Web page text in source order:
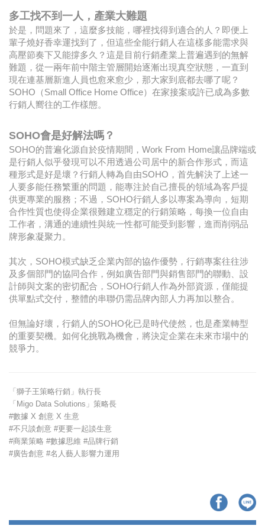
多工找不到一人，產業大難題
於是，問題來了，這麼多技能，哪裡找得到適合的人？即便上
輩子燒好香幸運找到了，但這些全能行銷人在這樣多能需求與
高壓節奏下又能撐多久？這是目前行銷產業上普遍遇到的無解
難題，從一兩年前中階主管層開始逐漸出現真空狀態，一直到
現在連基層新進人員也愈來愈少，那大家到底都去哪了呢？
SOHO（Small Office Home Office）在家接案或許已成為多數
行銷人嚮往的工作樣態。
SOHO會是好解法嗎？
SOHO的普遍化源自於疫情期間，Work From Home讓品牌端或
是行銷人似乎發現可以不用透過公司居中的新合作形式，而這
種形式是好是壞？行銷人轉為自由SOHO，首先解決了上述一
人要多能任務繁重的問題，能專注於自己擅長的領域為客戶提
供更專業的服務；不過，SOHO行銷人多以專案為導向，短期
合作性質也使得企業很難建立穩定的行銷策略，每換一位自由
工作者，溝通的連續性與統一性都可能受到影響，進而削弱品
牌形象凝聚力。
其次，SOHO模式缺乏企業內部的協作優勢，行銷專案往往涉
及多個部門的協同合作，例如廣告部門與銷售部門的聯動、設
計師與文案的密切配合，SOHO行銷人作為外部資源，僅能提
供單點式交付，整體的串聯仍需品牌內部人力再加以整合。
但無論好壞，行銷人的SOHO化已是時代使然，也是產業轉型
的重要契機。如何化挑戰為機會，將決定企業在未來市場中的
競爭力。
「獅子王策略行銷」執行長
「Migo Data Solutions」策略長
#數據 X 創意 X 生意
#不只談創意 #更要一起談生意
#商業策略 #數據思維 #品牌行銷
#廣告創意 #名人藝人影響力運用